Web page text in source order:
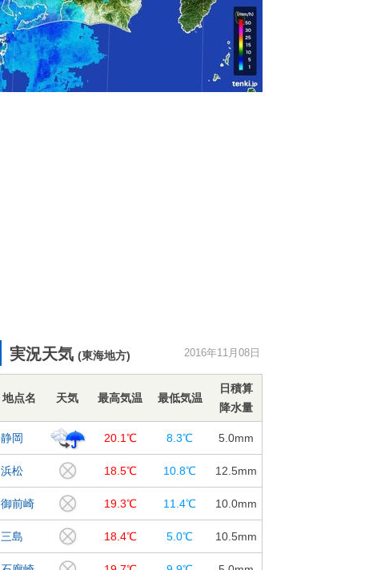
実況天気 (東海地方) 2016年11月08日
地点名 天気 最高気温 最低気温
日積算
降水量
静岡 20.1℃ 8.3℃ 5.0mm
浜松 18.5℃ 10.8℃ 12.5mm
御前崎 19.3℃ 11.4℃ 10.0mm
三島 18.4℃ 5.0℃ 10.5mm